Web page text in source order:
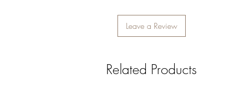
Leave a Review
Related Products